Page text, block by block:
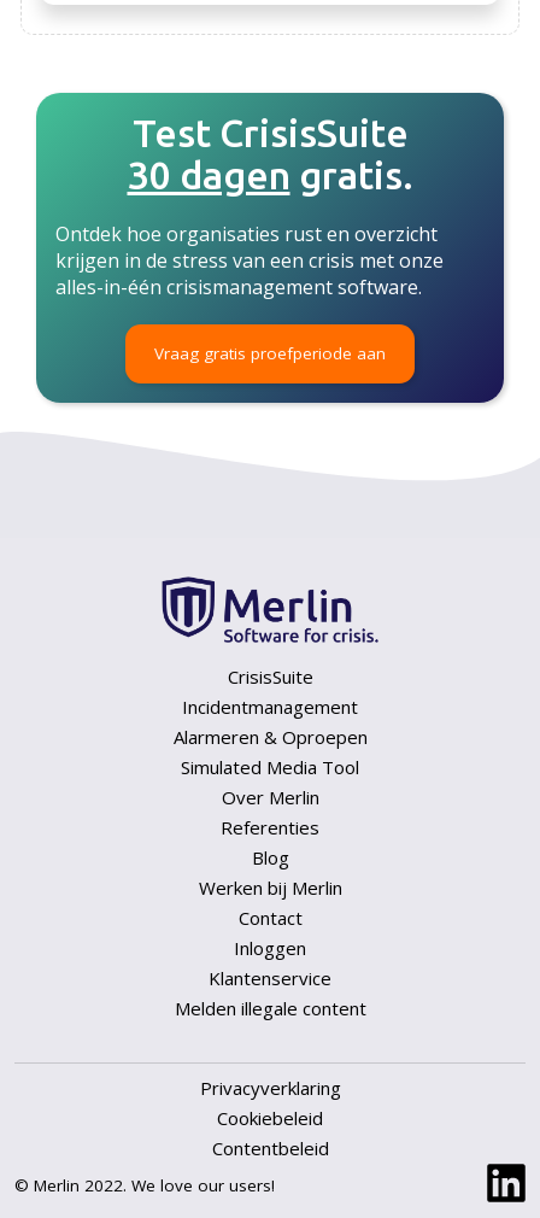
Test CrisisSuite
30 dagen gratis.
Ontdek hoe organisaties rust en overzicht
krijgen in de stress van een crisis met onze
alles-in-één crisismanagement software.
Vraag gratis proefperiode aan
CrisisSuite
Incidentmanagement
Alarmeren & Oproepen
Simulated Media Tool
Over Merlin
Referenties
Blog
Werken bij Merlin
Contact
Inloggen
Klantenservice
Melden illegale content
Privacyverklaring
Cookiebeleid
Contentbeleid
© Merlin 2022. We love our users!